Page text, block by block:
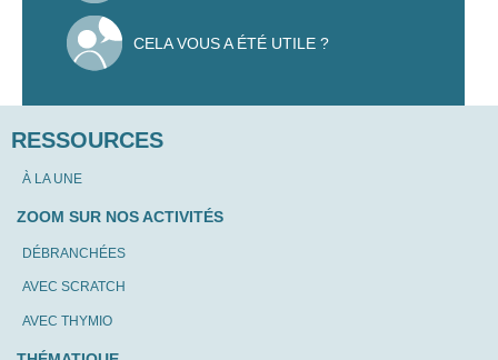
CELA VOUS A ÉTÉ UTILE ?
RESSOURCES
À LA UNE
ZOOM SUR NOS ACTIVITÉS
DÉBRANCHÉES
AVEC SCRATCH
AVEC THYMIO